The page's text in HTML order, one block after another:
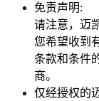
免责声明:
请注意，迈
您希望收到
条款和条件
商。
仅经授权的